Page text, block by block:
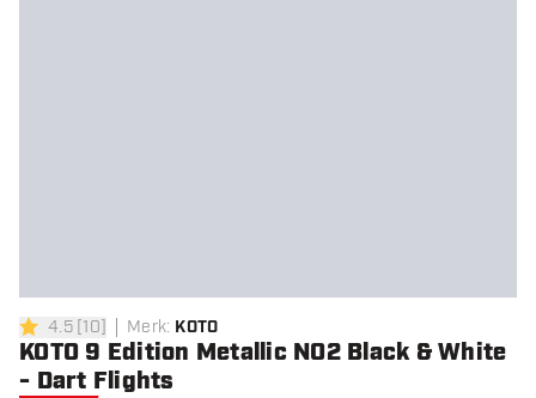
4.5 score sterren
4.5[10] Merk: KOTO
KOTO 9 Edition Metallic NO2 Black & White
- Dart Flights